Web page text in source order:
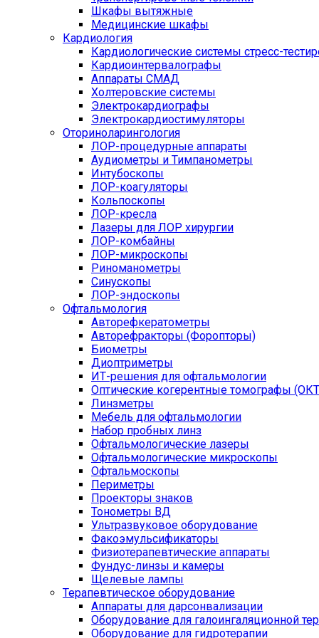
Шкафы вытяжные
Медицинские шкафы
Кардиология
Кардиологические системы стресс-
Кардиоинтервалографы
Аппараты СМАД
Холтеровские системы
Электрокардиографы
Электрокардиостимуляторы
Оториноларингология
ЛОР-процедурные аппараты
Аудиометры и Тимпанометры
Интубоскопы
ЛОР-коагуляторы
Кольпоскопы
ЛОР-кресла
Лазеры для ЛОР хирургии
ЛОР-комбайны
ЛОР-микроскопы
Риноманометры
Синускопы
ЛОР-эндоскопы
Офтальмология
Авторефкератометры
Авторефракторы (Форопторы)
Биометры
Диоптриметры
ИТ-решения для офтальмологии
Оптические когерентные томографы
Линзметры
Мебель для офтальмологии
Набор пробных линз
Офтальмологические лазеры
Офтальмологические микроскопы
Офтальмоскопы
Периметры
Проекторы знаков
Тонометры ВД
Ультразвуковое оборудование
Факоэмульсификаторы
Физиотерапевтические аппараты
Фундус-линзы и камеры
Щелевые лампы
Терапевтическое оборудование
Аппараты для дарсонвализации
Оборудование для галоингаляционной
Оборудование для гидротерапии